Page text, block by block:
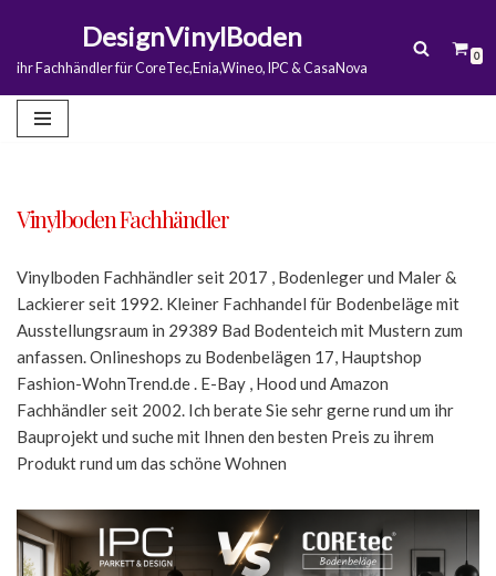
Zum
springen
DesignVinylBoden
ihr Fachhändler für CoreTec,Enia,Wineo, IPC & CasaNova
0
Vinylboden Fachhändler
Vinylboden Fachhändler seit 2017 , Bodenleger und Maler &
Lackierer seit 1992. Kleiner Fachhandel für Bodenbeläge mit
Ausstellungsraum in 29389 Bad Bodenteich mit Mustern zum
anfassen. Onlineshops zu Bodenbelägen 17, Hauptshop
Fashion-WohnTrend.de . E-Bay , Hood und Amazon
Fachhändler seit 2002. Ich berate Sie sehr gerne rund um ihr
Bauprojekt und suche mit Ihnen den besten Preis zu ihrem
Produkt rund um das schöne Wohnen